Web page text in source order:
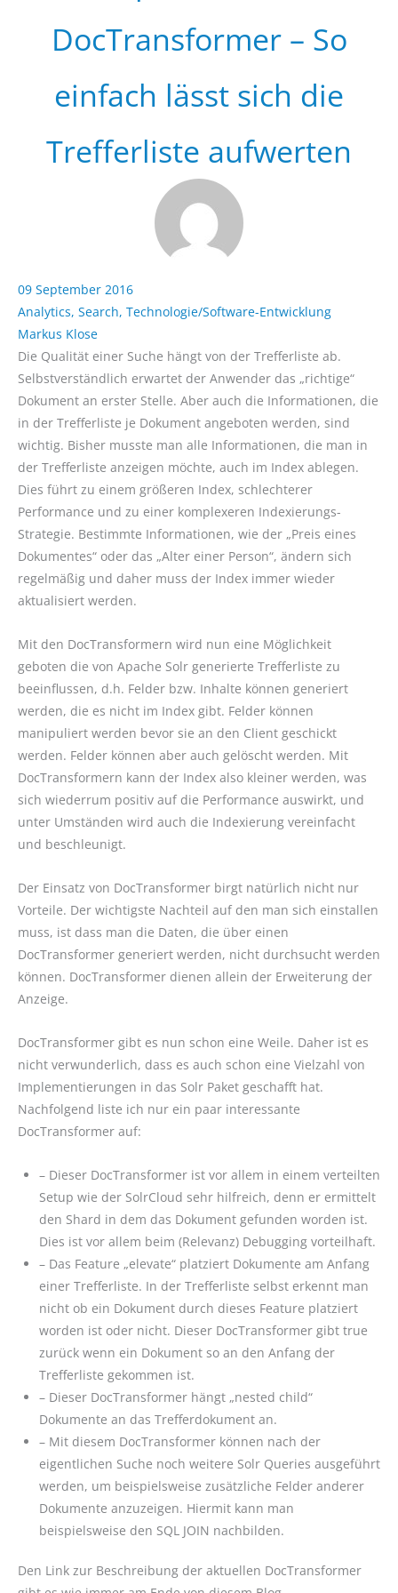
DocTransformer – So
einfach lässt sich die
Trefferliste aufwerten
09 September 2016
Analytics, Search, Technologie/Software-Entwicklung
Markus Klose
Die Qualität einer Suche hängt von der Trefferliste ab.
Selbstverständlich erwartet der Anwender das „richtige“
Dokument an erster Stelle. Aber auch die Informationen, die
in der Trefferliste je Dokument angeboten werden, sind
wichtig. Bisher musste man alle Informationen, die man in
der Trefferliste anzeigen möchte, auch im Index ablegen.
Dies führt zu einem größeren Index, schlechterer
Performance und zu einer komplexeren Indexierungs-
Strategie. Bestimmte Informationen, wie der „Preis eines
Dokumentes“ oder das „Alter einer Person“, ändern sich
regelmäßig und daher muss der Index immer wieder
aktualisiert werden.
Mit den DocTransformern wird nun eine Möglichkeit
geboten die von Apache Solr generierte Trefferliste zu
beeinflussen, d.h. Felder bzw. Inhalte können generiert
werden, die es nicht im Index gibt. Felder können
manipuliert werden bevor sie an den Client geschickt
werden. Felder können aber auch gelöscht werden. Mit
DocTransformern kann der Index also kleiner werden, was
sich wiederrum positiv auf die Performance auswirkt, und
unter Umständen wird auch die Indexierung vereinfacht
und beschleunigt.
Der Einsatz von DocTransformer birgt natürlich nicht nur
Vorteile. Der wichtigste Nachteil auf den man sich einstallen
muss, ist dass man die Daten, die über einen
DocTransformer generiert werden, nicht durchsucht werden
können. DocTransformer dienen allein der Erweiterung der
Anzeige.
DocTransformer gibt es nun schon eine Weile. Daher ist es
nicht verwunderlich, dass es auch schon eine Vielzahl von
Implementierungen in das Solr Paket geschafft hat.
Nachfolgend liste ich nur ein paar interessante
DocTransformer auf:
– Dieser DocTransformer ist vor allem in einem verteilten
Setup wie der SolrCloud sehr hilfreich, denn er ermittelt
den Shard in dem das Dokument gefunden worden ist.
Dies ist vor allem beim (Relevanz) Debugging vorteilhaft.
– Das Feature „elevate“ platziert Dokumente am Anfang
einer Trefferliste. In der Trefferliste selbst erkennt man
nicht ob ein Dokument durch dieses Feature platziert
worden ist oder nicht. Dieser DocTransformer gibt true
zurück wenn ein Dokument so an den Anfang der
Trefferliste gekommen ist.
– Dieser DocTransformer hängt „nested child“
Dokumente an das Trefferdokument an.
– Mit diesem DocTransformer können nach der
eigentlichen Suche noch weitere Solr Queries ausgeführt
werden, um beispielsweise zusätzliche Felder anderer
Dokumente anzuzeigen. Hiermit kann man
beispielsweise den SQL JOIN nachbilden.
Den Link zur Beschreibung der aktuellen DocTransformer